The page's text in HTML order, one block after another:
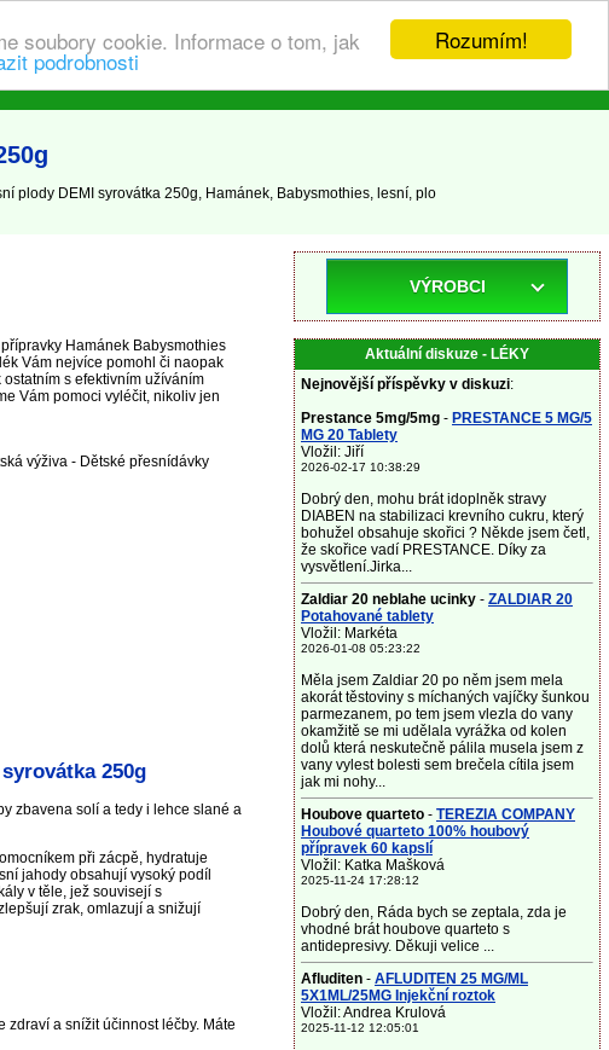
Rozumím!
soubory cookie. Informace o tom, jak
podrobnosti
plody DEMI syrovátka 250g, Hamánek, Babysmothies, lesní, plo
Hamánek Babysmothies
Vám nejvíce pomohl či naopak
s efektivním užíváním
Vám pomoci vyléčit, nikoliv jen
výživa - Dětské přesnídávky
250g
zbavena solí a tedy i lehce slané a
při zácpě, hydratuje
jahody obsahují vysoký podíl
v těle, jež souvisejí s
zrak, omlazují a snižují
a snížit účinnost léčby. Máte
VÝROBCI
Aktuální diskuze - LÉKY
Nejnovější příspěvky v diskuzi:
Prestance 5mg/5mg - PRESTANCE 5 MG/5
MG 20 Tablety
Vložil: Jiří
2026-02-17 10:38:29
Dobrý den, mohu brát idoplněk stravy
DIABEN na stabilizaci krevního cukru, který
bohužel obsahuje skořici ? Někde jsem četl,
že skořice vadí PRESTANCE. Díky za
vysvětlení.Jirka...
Zaldiar 20 neblahe ucinky - ZALDIAR 20
Potahované tablety
Vložil: Markéta
2026-01-08 05:23:22
Měla jsem Zaldiar 20 po něm jsem mela
akorát těstoviny s míchaných vajíčky šunkou
parmezanem, po tem jsem vlezla do vany
okamžitě se mi udělala vyrážka od kolen
dolů která neskutečně pálila musela jsem z
vany vylest bolesti sem brečela cítila jsem
jak mi nohy...
Houbove quarteto - TEREZIA COMPANY
Houbové quarteto 100% houbový
přípravek 60 kapslí
Vložil: Katka Mašková
2025-11-24 17:28:12
Dobrý den, Ráda bych se zeptala, zda je
vhodné brát houbove quarteto s
antidepresivy. Děkuji velice ...
Afluditen - AFLUDITEN 25 MG/ML
5X1ML/25MG Injekční roztok
Vložil: Andrea Krulová
2025-11-12 12:05:01